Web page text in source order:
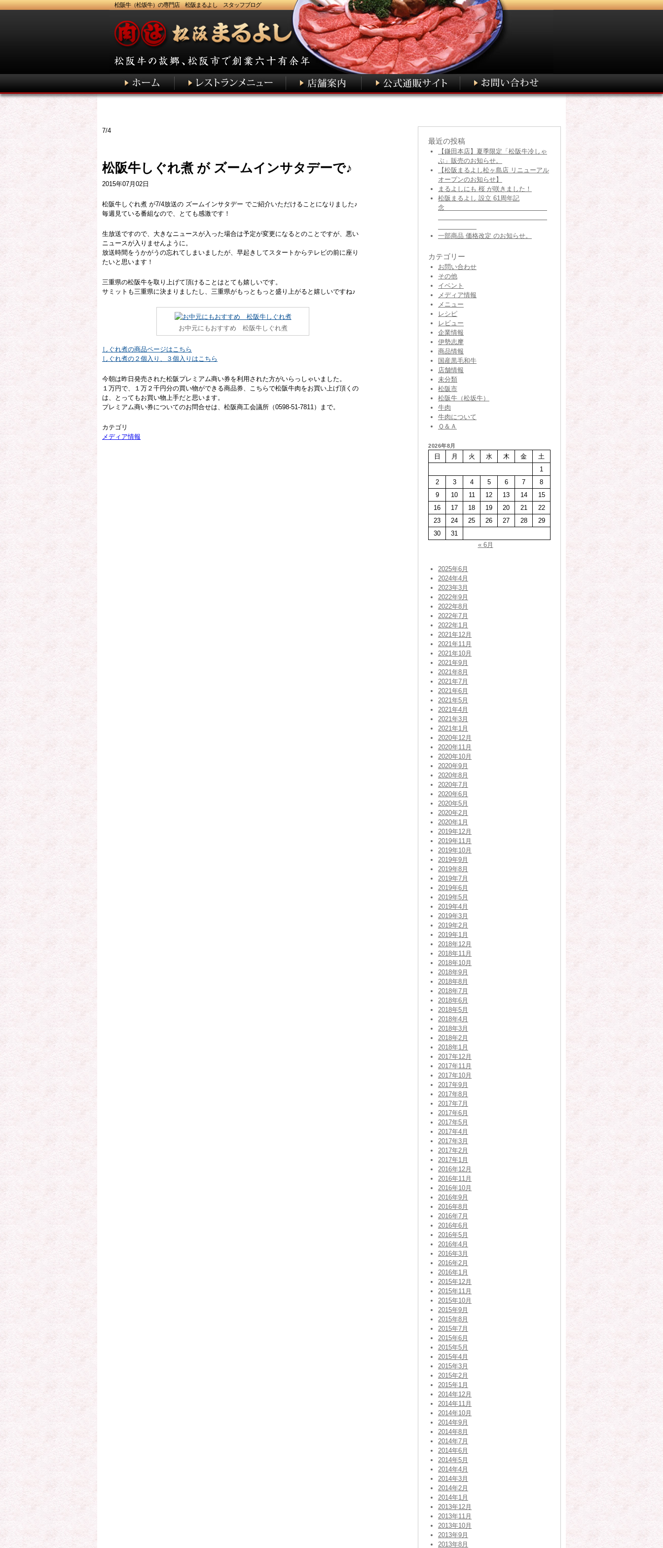
松阪牛（松坂牛）の専門店 松阪まるよし スタッフブログ
7/4
松阪牛しぐれ煮 が ズームインサタデーで♪
2015年07月02日
松阪牛しぐれ煮 が7/4放送の ズームインサタデー でご紹介いただけることになりました♪
毎週見ている番組なので、とても感激です！
生放送ですので、大きなニュースが入った場合は予定が変更になるとのことですが、悪い
ニュースが入りませんように。
放送時間をうかがうの忘れてしまいましたが、早起きしてスタートからテレビの前に座り
たいと思います！
三重県の松阪牛を取り上げて頂けることはとても嬉しいです。
サミットも三重県に決まりましたし、三重県がもっともっと盛り上がると嬉しいですね♪
お中元にもおすすめ 松阪牛しぐれ煮
しぐれ煮の商品ページはこちら
しぐれ煮の２個入り、３個入りはこちら
今朝は昨日発売された松阪プレミアム商い券を利用された方がいらっしゃいました。
１万円で、１万２千円分の買い物ができる商品券、こちらで松阪牛肉をお買い上げ頂くの
は、とってもお買い物上手だと思います。
プレミアム商い券についてのお問合せは、松阪商工会議所（0598-51-7811）まで。
カテゴリ
メディア情報
最近の投稿
【鎌田本店】夏季限定「松阪牛冷しゃ
ぶ」販売のお知らせ。
【松阪まるよし松ヶ島店 リニューアル
オープンのお知らせ】
まるよしにも 桜 が咲きました！
松阪まるよし 設立 61周年記
念
一部商品 価格改定 のお知らせ。
カテゴリー
お問い合わせ
その他
イベント
メディア情報
メニュー
レシピ
レビュー
企業情報
伊勢志摩
商品情報
国産黒毛和牛
店舗情報
未分類
松阪市
松阪牛（松坂牛）
牛肉
牛肉について
Ｑ＆Ａ
2026年8月
日 月 火 水 木 金
土
1
2
3 4 5 6 7
8
9
10 11 12 13 14
15
16
17 18 19 20 21
22
23
24 25 26 27 28
29
30
31
« 6月
2025年6月
2024年4月
2023年3月
2022年9月
2022年8月
2022年7月
2022年1月
2021年12月
2021年11月
2021年10月
2021年9月
2021年8月
2021年7月
2021年6月
2021年5月
2021年4月
2021年3月
2021年1月
2020年12月
2020年11月
2020年10月
2020年9月
2020年8月
2020年7月
2020年6月
2020年5月
2020年2月
2020年1月
2019年12月
2019年11月
2019年10月
2019年9月
2019年8月
2019年7月
2019年6月
2019年5月
2019年4月
2019年3月
2019年2月
2019年1月
2018年12月
2018年11月
2018年10月
2018年9月
2018年8月
2018年7月
2018年6月
2018年5月
2018年4月
2018年3月
2018年2月
2018年1月
2017年12月
2017年11月
2017年10月
2017年9月
2017年8月
2017年7月
2017年6月
2017年5月
2017年4月
2017年3月
2017年2月
2017年1月
2016年12月
2016年11月
2016年10月
2016年9月
2016年8月
2016年7月
2016年6月
2016年5月
2016年4月
2016年3月
2016年2月
2016年1月
2015年12月
2015年11月
2015年10月
2015年9月
2015年8月
2015年7月
2015年6月
2015年5月
2015年4月
2015年3月
2015年2月
2015年1月
2014年12月
2014年11月
2014年10月
2014年9月
2014年8月
2014年7月
2014年6月
2014年5月
2014年4月
2014年3月
2014年2月
2014年1月
2013年12月
2013年11月
2013年10月
2013年9月
2013年8月